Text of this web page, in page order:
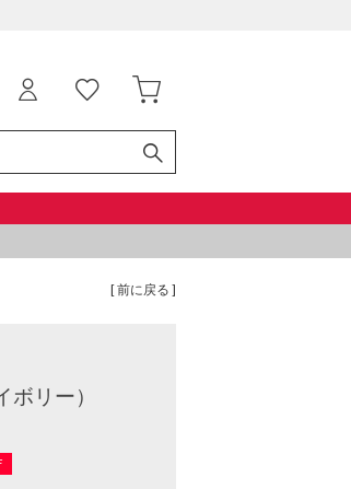
[ 前に戻る ]
リー）